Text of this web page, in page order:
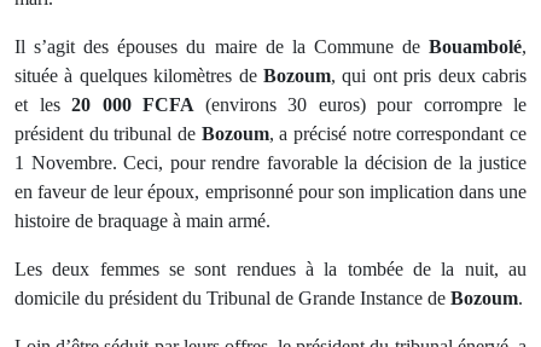
Il s’agit des épouses du maire de la Commune de Bouambolé,
située à quelques kilomètres de Bozoum, qui ont pris deux cabris
et les 20 000 FCFA (environs 30 euros) pour corrompre le
président du tribunal de Bozoum, a précisé notre correspondant ce
1 Novembre. Ceci, pour rendre favorable la décision de la justice
en faveur de leur époux, emprisonné pour son implication dans une
histoire de braquage à main armé.
Les deux femmes se sont rendues à la tombée de la nuit, au
domicile du président du Tribunal de Grande Instance de Bozoum.